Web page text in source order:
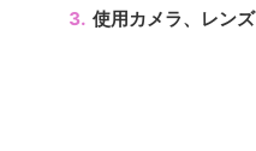
使用カメラ、レンズ